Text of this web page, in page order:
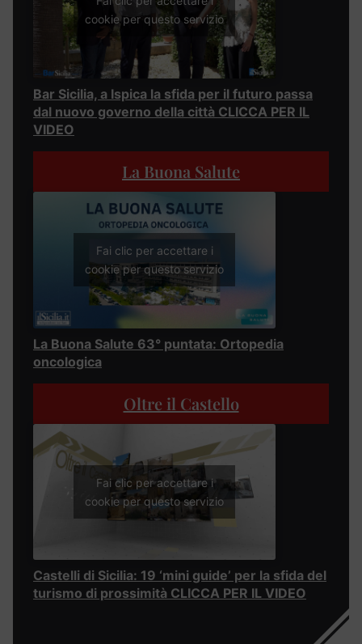
cookie per questo servizio
Bar Sicilia, a Ispica la sfida per il futuro passa
dal nuovo governo della città CLICCA PER IL
VIDEO
La Buona Salute
Fai clic per accettare i
cookie per questo servizio
La Buona Salute 63° puntata: Ortopedia
oncologica
Oltre il Castello
Fai clic per accettare i
cookie per questo servizio
Castelli di Sicilia: 19 ‘mini guide’ per la sfida del
turismo di prossimità CLICCA PER IL VIDEO